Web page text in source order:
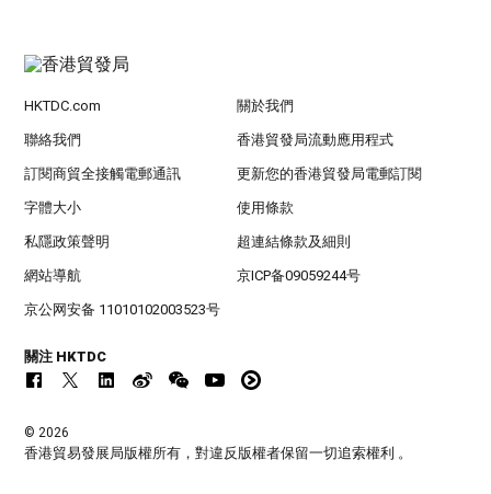
HKTDC.com 關於我們
聯絡我們 香港貿發局流動應用程式
訂閱商貿全接觸電郵通訊 更新您的香港貿發局電郵訂閱
字體大小 使用條款
私隱政策聲明 超連結條款及細則
網站導航 京ICP备09059244号
京公网安备 11010102003523号
關注 HKTDC
© 2026
香港貿易發展局版權所有，對違反版權者保留一切追索權利 。